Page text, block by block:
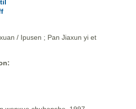
/ Ipusen ; Pan Jiaxun yi et